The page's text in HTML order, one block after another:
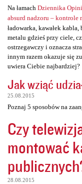
Na łamach Dziennika
absurd nadzoru – kontrole
ładowarka, kawałek
metalu gdzieś przy ciele,
ostrzegawczy i oznacza
innym razem okazuje się
uwiera Ciebie najbardziej?
Jak wziąć
25.08.2015
Poznaj 5 sposobów na
Czy
montować
28.08.2015